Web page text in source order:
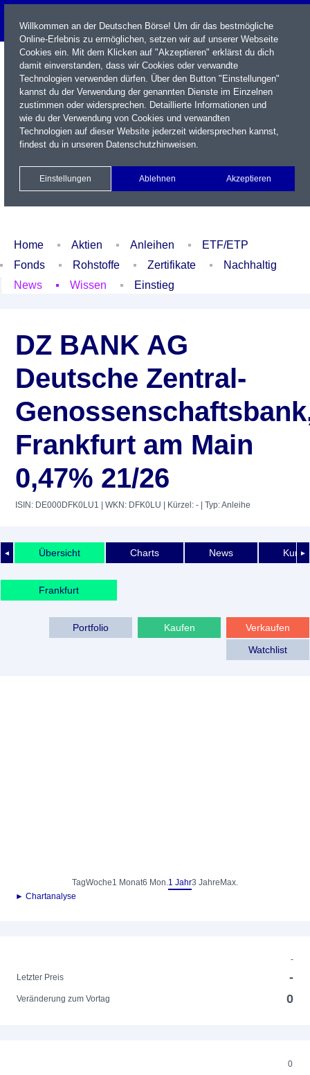
Name / WKN / ISIN / Kürzel
Newsletter Kontakt
Xetra Realtime
Watchlist Portfolio Login
Home Aktien Anleihen
ETF/ETP
Fonds
Rohstoffe Zertifikate
Nachhaltig
News
Wissen Einstieg
DZ BANK AG
Deutsche Zentral-
Frankfurt am Main
0,47% 21/26
ISIN: DE000DFK0LU1 | WKN: DFK0LU | Kürzel: - | Typ: Anleihe
◄ ►
Übersicht Charts News
Frankfurt
Verkaufen
Kaufen
Portfolio
Watchlist
TagWoche1 Monat6 Mon.1 Jahr3 Jahre Max.
► Chartanalyse
-
Letzter Preis
-
Veränderung zum Vortag 0
0
Willkommen an der Deutschen Börse! Um dir das bestmögliche
Online-Erlebnis zu ermöglichen, setzen wir auf unserer Webseite
Cookies ein. Mit dem Klicken auf "Akzeptieren" erklärst du dich
damit einverstanden, dass wir Cookies oder verwandte
Technologien verwenden dürfen. Über den Button "Einstellungen"
kannst du der Verwendung der genannten Dienste im Einzelnen
zustimmen oder widersprechen. Detaillierte Informationen und
wie du der Verwendung von Cookies und verwandten
Technologien auf dieser Website jederzeit widersprechen kannst,
findest du in unseren Datenschutzhinweisen.
Einstellungen Ablehnen Akzeptieren